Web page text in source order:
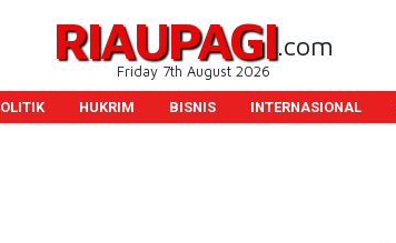
RIAUPAGI.com
Friday 7th August 2026
HUKRIM BISNIS INTERNASIONAL